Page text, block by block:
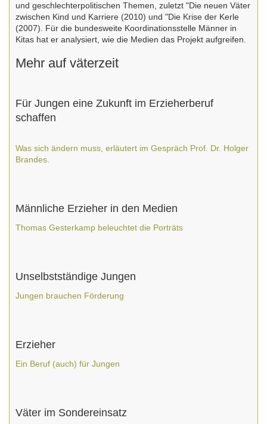
und geschlechterpolitischen Themen, zuletzt "Die neuen Väter
zwischen Kind und Karriere (2010) und "Die Krise der Kerle
(2007). Für die bundesweite Koordinationsstelle Männer in
Kitas hat er analysiert, wie die Medien das Projekt aufgreifen.
Mehr auf väterzeit
Für Jungen eine Zukunft im Erzieherberuf
schaffen
Was sich ändern muss, erläutert im Gespräch Prof. Dr. Holger
Brandes.
Männliche Erzieher in den Medien
Thomas Gesterkamp beleuchtet die Porträts
Unselbstständige Jungen
Jungen brauchen Förderung
Erzieher
Ein Beruf (auch) für Jungen
Väter im Sondereinsatz